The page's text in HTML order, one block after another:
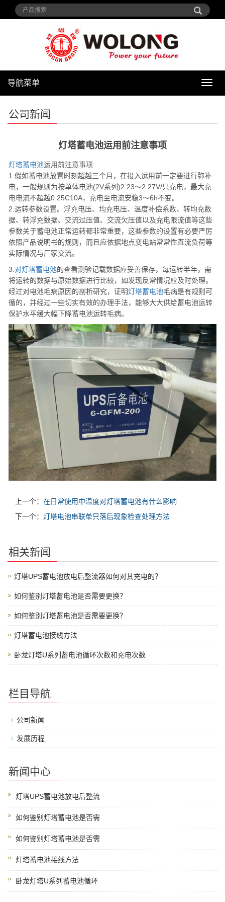
导
导航菜单
公司新闻
灯塔蓄电池运用前注意事项
灯塔蓄电池运用前注意事项
1.假如蓄电池放置时刻超越三个月，在投入运用前一定要进行弥补
电，一般规则为按单体电池(2V系列)2.23～2.27V/只充电，最大充
电电流不超越0.25C10A，充电至电流安稳3～6h不变。
2.运转参数设置。浮充电压、均充电压、温度补偿系数、转均充数
据、转浮充数据、交流过压值、交流欠压值以及充电限流值等这些
参数关于蓄电池正常运转都非常重要，这些参数的设置有必要严厉
依照产品说明书的规则，而且应依据地点变电站常常性直流负荷等
实际情况与厂家交流。
3. 对灯塔蓄电池的查看测验记载数据应妥善保存，每运转半年，需
将运转的数据与原始数据进行比较，如发现反常情况应及时处理。
经过对电池毛病原因的剖析研究，证明灯塔蓄电池毛病是有规则可
循的，并经过一些切实有效的办理手法，能够大大供给蓄电池运转
保护水平缓大幅下降蓄电池运转毛病。
上一个： 在日常使用中温度对灯塔蓄电池有什么影响
下一个： 灯塔电池串联单只落后现象检查处理方法
相关新闻
灯塔UPS蓄电池放电后整流器如何对其充电的？
如何鉴别灯塔蓄电池是否需要更换？
如何鉴别灯塔蓄电池是否需要更换？
灯塔蓄电池接线方法
卧龙灯塔U系列蓄电池循环次数和充电次数
栏目导航
公司新闻
发展历程
新闻中心
灯塔UPS蓄电池放电后整流
如何鉴别灯塔蓄电池是否需
如何鉴别灯塔蓄电池是否需
灯塔蓄电池接线方法
卧龙灯塔U系列蓄电池循环